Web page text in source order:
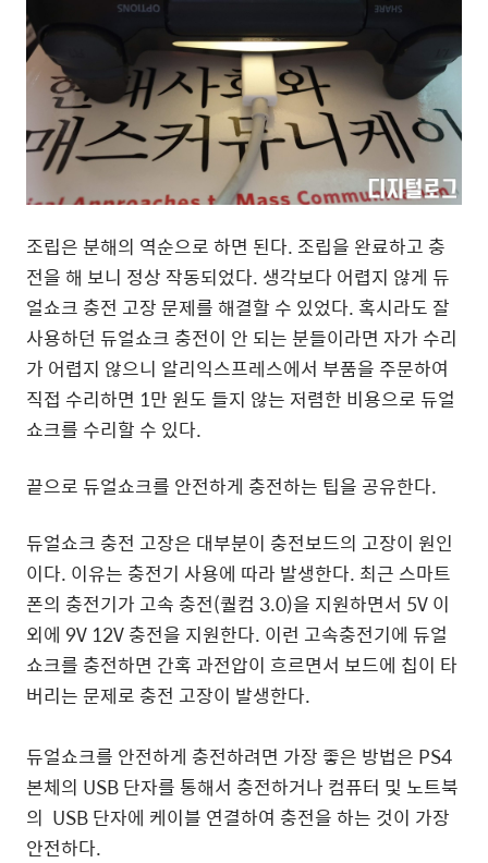
조립은 분해의 역순으로 하면 된다. 조립을 완료하고 충
전을 해 보니 정상 작동되었다. 생각보다 어렵지 않게 듀
얼쇼크 충전 고장 문제를 해결할 수 있었다. 혹시라도 잘
사용하던 듀얼쇼크 충전이 안 되는 분들이라면 자가 수리
가 어렵지 않으니 알리익스프레스에서 부품을 주문하여
직접 수리하면 1만 원도 들지 않는 저렴한 비용으로 듀얼
쇼크를 수리할 수 있다.
끝으로 듀얼쇼크를 안전하게 충전하는 팁을 공유한다.
듀얼쇼크 충전 고장은 대부분이 충전보드의 고장이 원인
이다. 이유는 충전기 사용에 따라 발생한다. 최근 스마트
폰의 충전기가 고속 충전(퀄컴 3.0)을 지원하면서 5V 이
외에 9V 12V 충전을 지원한다. 이런 고속충전기에 듀얼
쇼크를 충전하면 간혹 과전압이 흐르면서 보드에 칩이 타
버리는 문제로 충전 고장이 발생한다.
듀얼쇼크를 안전하게 충전하려면 가장 좋은 방법은 PS4
본체의 USB 단자를 통해서 충전하거나 컴퓨터 및 노트북
의 USB 단자에 케이블 연결하여 충전을 하는 것이 가장
안전하다.